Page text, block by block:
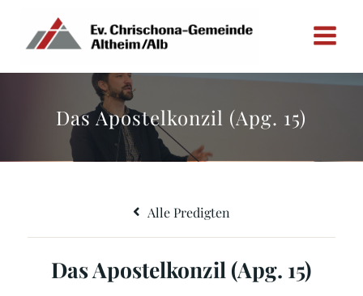
Inhalt
Das Apostelkonzil (Apg. 15)
Alle Predigten
Das Apostelkonzil (Apg. 15)